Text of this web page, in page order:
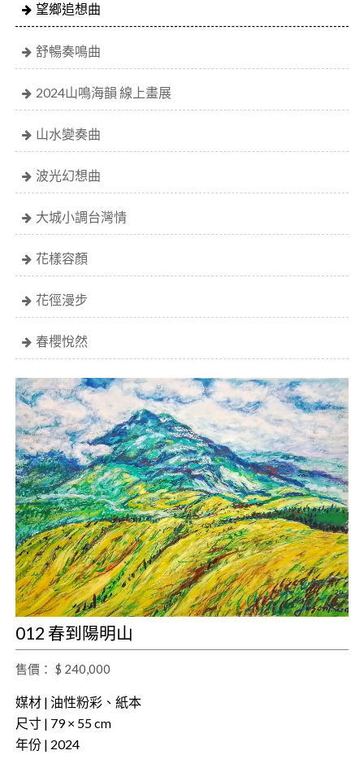
望鄉追想曲
舒暢奏鳴曲
2024山鳴海韻 線上畫展
山水變奏曲
波光幻想曲
大城小調台灣情
花樣容顏
花徑漫步
春櫻悅然
012 春到陽明山
售價： $ 240,000
媒材 | 油性粉彩、紙本
尺寸 | 79 × 55 cm
年份 | 2024